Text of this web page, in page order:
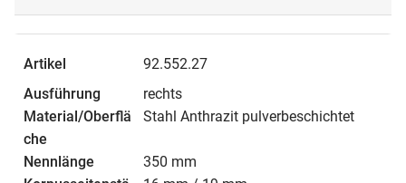
92.552.27
rechts
Stahl Anthrazit pulverbeschichtet
350 mm